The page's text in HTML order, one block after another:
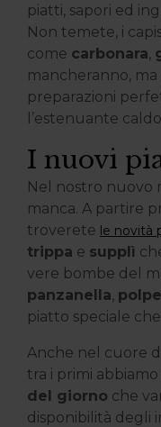
piatti, sapori ed
Non temete, i
come carbonara,
mancheranno,
preparazioni
l’estenuante
I nuovi
Nel nostro nuovo
manca. A partire
troverete le novità
trippa e supplì
vere bombe del
panzanella,
piatto speciale
Anche nel cuore
tra i primi
del giorno che
disponibilità degli